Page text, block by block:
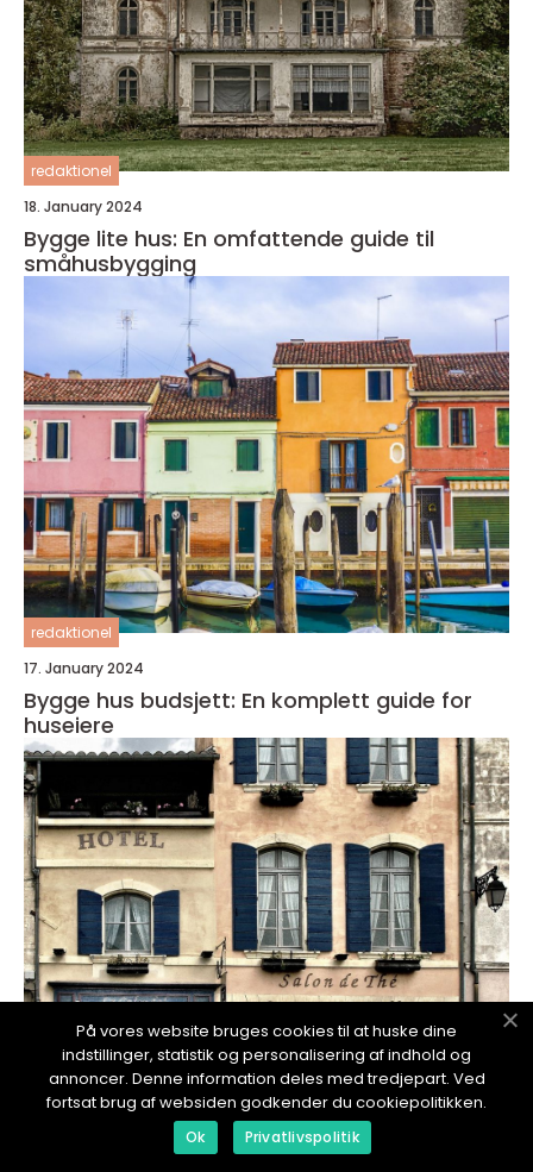
redaktionel
18. January 2024
Bygge lite hus: En omfattende guide til
småhusbygging
redaktionel
17. January 2024
Bygge hus budsjett: En komplett guide for
huseiere
redaktionel
Bygge på et gammelt hus: Bevar historien og
På vores website bruges cookies til at huske dine
indstillinger, statistik og personalisering af indhold og
annoncer. Denne information deles med tredjepart. Ved
fortsat brug af websiden godkender du cookiepolitikken.
Ok Privatlivspolitik